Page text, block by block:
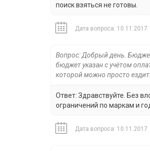
поиск взяться не готовы.
Дата вопроса: 10.11.2017
Вопрос: Добрый день.
бюджет указан с учётом
которой можно просто
Ответ: Здравствуйте. Без
ограничений по маркам и
Дата вопроса: 10.11.2017